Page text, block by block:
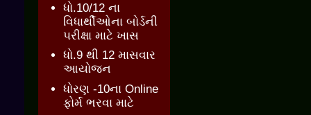
ધો.10/12 ના
વિધાર્થીઓના બોર્ડની
પરીક્ષા માટે ખાસ
ધો.9 થી 12 માસવાર
આયોજન
ધોરણ -10ના Online
ફોર્મ ભરવા માટે